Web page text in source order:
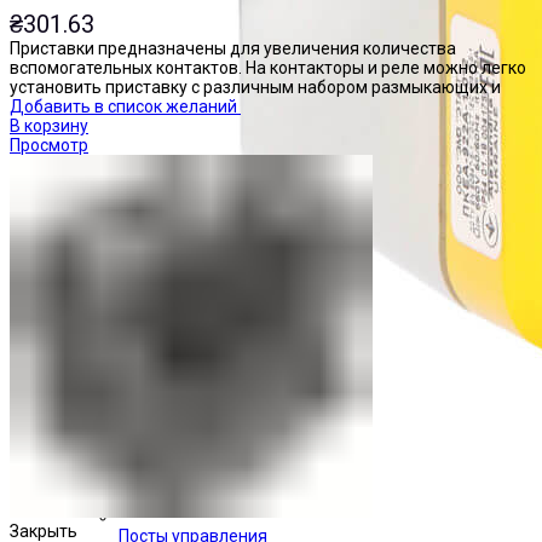
Посты управления
₴301.63
Приставки предназначены для увеличения количества
вспомогательных контактов. На контакторы и реле можно легко
установить приставку с различным набором размыкающих и
Добавить в список желаний
В корзину
Просмотр
Закрыть